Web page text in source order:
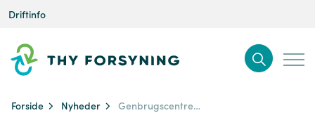
Driftinfo
Forside Nyheder Genbrugscentrene er lukket Grundlovsdag, men ikke for dig med 24-7-adgang